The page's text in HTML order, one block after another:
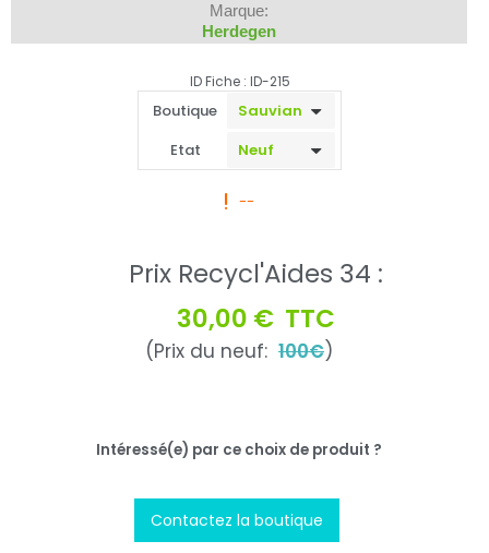
Marque:
Herdegen
ID Fiche : ID-215
Boutique
Etat
--
Prix Recycl'Aides 34 :
30,00 € TTC
(Prix du neuf: 100€)
Intéressé(e) par ce choix de produit ?
Contactez la boutique